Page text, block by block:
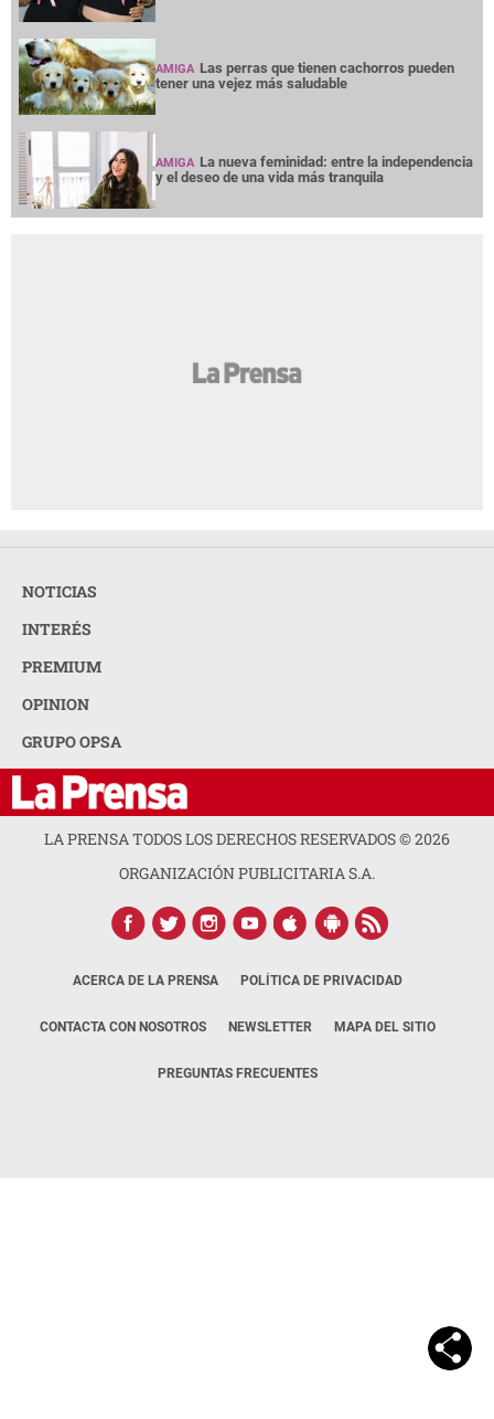
AMIGA Las perras que tienen cachorros pueden
tener una vejez más saludable
AMIGA La nueva feminidad: entre la independencia
y el deseo de una vida más tranquila
NOTICIAS
INTERÉS
PREMIUM
OPINION
GRUPO OPSA
LA PRENSA TODOS LOS DERECHOS RESERVADOS ©2026
ORGANIZACIÓN PUBLICITARIA S.A.
ACERCA DE LA PRENSA POLÍTICA DE PRIVACIDAD
CONTACTA CON NOSOTROS NEWSLETTER MAPA DEL SITIO
PREGUNTAS FRECUENTES